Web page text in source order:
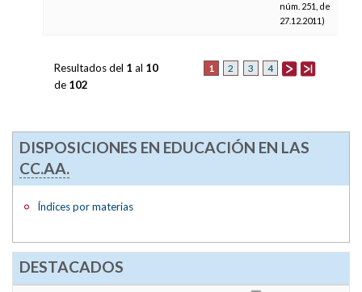
núm. 251, de
27.12.2011)
1 2 3 4
Resultados del 1 al 10
de 102
DISPOSICIONES EN EDUCACIÓN EN LAS
CC.AA.
Índices por materias
DESTACADOS